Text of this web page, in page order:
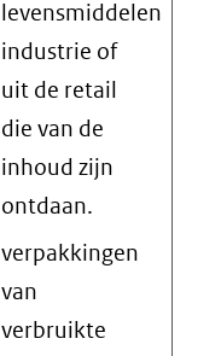
levensmiddelen
industrie of
uit de retail
die van de
inhoud zijn
ontdaan.
verpakkingen
van
verbruikte